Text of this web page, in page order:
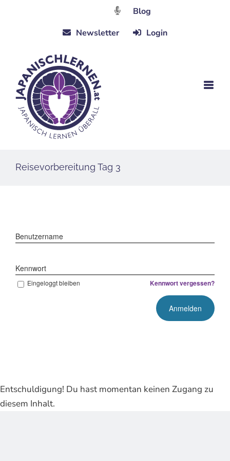
Blog
Newsletter
Login
Reisevorbereitung Tag 3
Benutzername
Kennwort
Eingeloggt bleiben Kennwort vergessen?
Entschuldigung! Du hast momentan keinen Zugang zu
diesem Inhalt.